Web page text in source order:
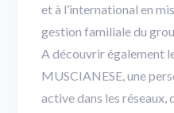
et à l’international en
gestion familiale du
A découvrir également
MUSCIANESE, une
active dans les réseaux,